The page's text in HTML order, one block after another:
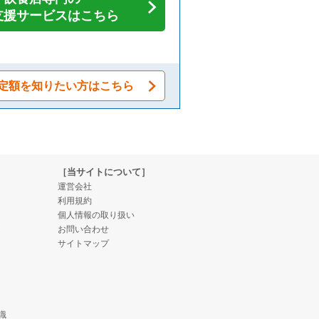
援サービスはこちら
額を知りたい方はこちら
［当サイトについて］
運営会社
利用規約
個人情報の取り扱い
お問い合わせ
サイトマップ